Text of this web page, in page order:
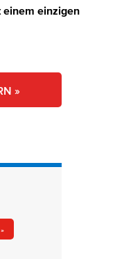
einem einzigen
»